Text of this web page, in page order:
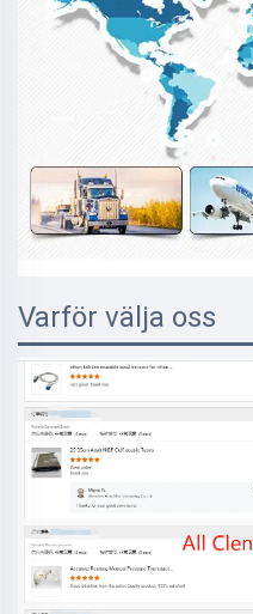
Varför välja oss